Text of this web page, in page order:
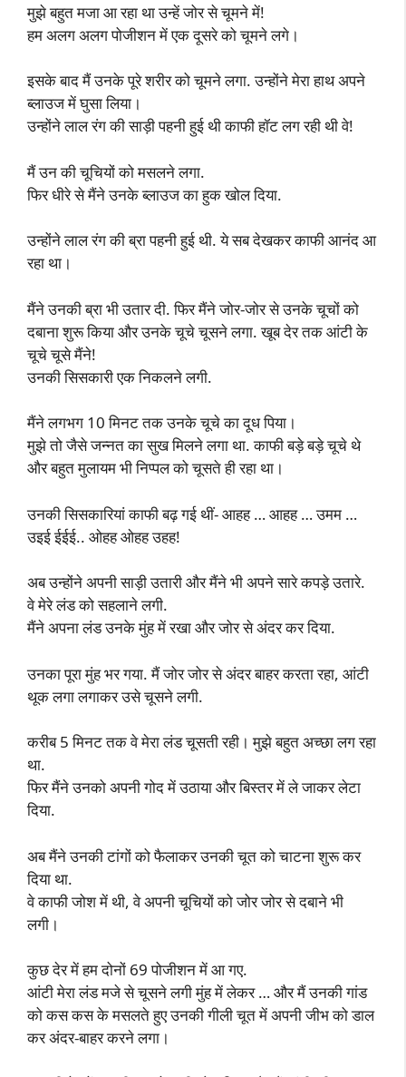
मुझे बहुत मजा आ रहा था उन्हें जोर से चूमने में!
हम अलग अलग पोजीशन में एक दूसरे को चूमने लगे।
इसके बाद मैं उनके पूरे शरीर को चूमने लगा. उन्होंने मेरा हाथ अपने
ब्लाउज में घुसा लिया।
उन्होंने लाल रंग की साड़ी पहनी हुई थी काफी हॉट लग रही थी वे!
मैं उन की चूचियों को मसलने लगा.
फिर धीरे से मैंने उनके ब्लाउज का हुक खोल दिया.
उन्होंने लाल रंग की ब्रा पहनी हुई थी. ये सब देखकर काफी आनंद आ
रहा था।
मैंने उनकी ब्रा भी उतार दी. फिर मैंने जोर-जोर से उनके चूचों को
दबाना शुरू किया और उनके चूचे चूसने लगा. खूब देर तक आंटी के
चूचे चूसे मैंने!
उनकी सिसकारी एक निकलने लगी.
मैंने लगभग 10 मिनट तक उनके चूचे का दूध पिया।
मुझे तो जैसे जन्नत का सुख मिलने लगा था. काफी बड़े बड़े चूचे थे
और बहुत मुलायम भी निप्पल को चूसते ही रहा था।
उनकी सिसकारियां काफी बढ़ गई थीं- आहह … आहह … उमम …
उइई ईईई.. ओहह ओहह उहह!
अब उन्होंने अपनी साड़ी उतारी और मैंने भी अपने सारे कपड़े उतारे.
वे मेरे लंड को सहलाने लगी.
मैंने अपना लंड उनके मुंह में रखा और जोर से अंदर कर दिया.
उनका पूरा मुंह भर गया. मैं जोर जोर से अंदर बाहर करता रहा, आंटी
थूक लगा लगाकर उसे चूसने लगी.
करीब 5 मिनट तक वे मेरा लंड चूसती रही। मुझे बहुत अच्छा लग रहा
था.
फिर मैंने उनको अपनी गोद में उठाया और बिस्तर में ले जाकर लेटा
दिया.
अब मैंने उनकी टांगों को फैलाकर उनकी चूत को चाटना शुरू कर
दिया था.
वे काफी जोश में थी, वे अपनी चूचियों को जोर जोर से दबाने भी
लगी।
कुछ देर में हम दोनों 69 पोजीशन में आ गए.
आंटी मेरा लंड मजे से चूसने लगी मुंह में लेकर … और मैं उनकी गांड
को कस कस के मसलते हुए उनकी गीली चूत में अपनी जीभ को डाल
कर अंदर-बाहर करने लगा।